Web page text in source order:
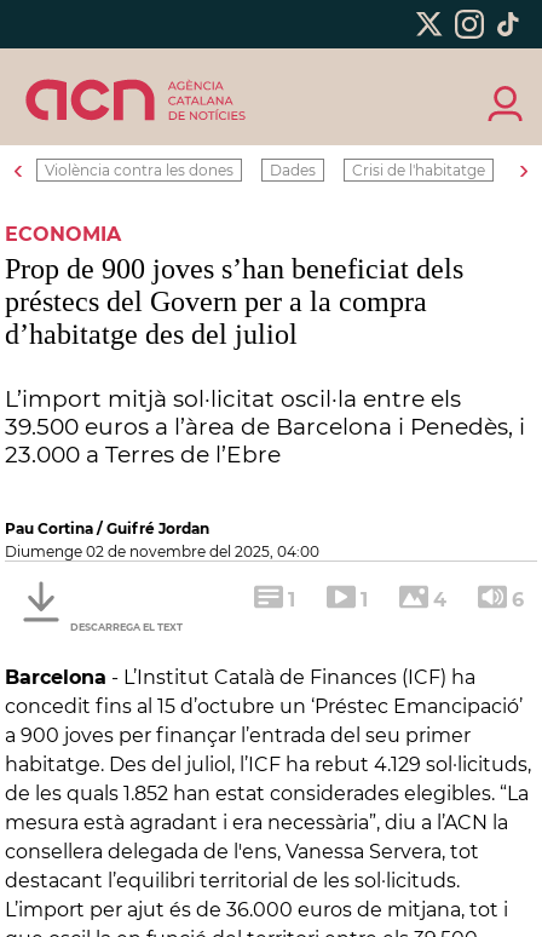
‹ Violència contra les dones Dades Crisi de l'habitatge ›
ECONOMIA
Prop de 900 joves s’han beneficiat dels
préstecs del Govern per a la compra
d’habitatge des del juliol
L’import mitjà sol·licitat oscil·la entre els
39.500 euros a l’àrea de Barcelona i Penedès, i
23.000 a Terres de l’Ebre
Pau Cortina / Guifré Jordan
diumenge 02 de novembre del 2025, 04:00
DESCARREGA EL TEXT
1 1 4 6
Barcelona - L’Institut Català de Finances (ICF) ha
concedit fins al 15 d’octubre un ‘Préstec Emancipació’
a 900 joves per finançar l’entrada del seu primer
habitatge. Des del juliol, l’ICF ha rebut 4.129 sol·licituds,
de les quals 1.852 han estat considerades elegibles. “La
mesura està agradant i era necessària”, diu a l’ACN la
consellera delegada de l'ens, Vanessa Servera, tot
destacant l’equilibri territorial de les sol·licituds.
L’import per ajut és de 36.000 euros de mitjana, tot i